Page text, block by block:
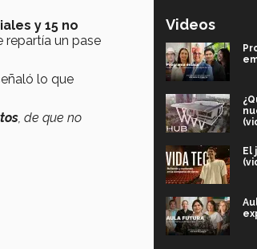
y 15 no
repartía un pase
lo que
, de que no
Videos
El